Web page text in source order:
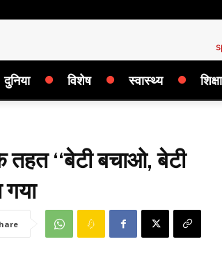
दुनिया विशेष स्वास्थ्य शिक्षा
‘‘बेटी बचाओ, बेटी